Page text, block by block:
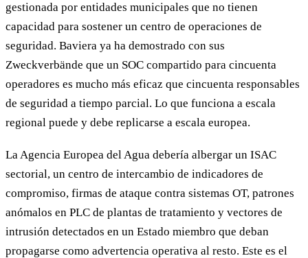
gestionada por entidades municipales que no tienen
capacidad para sostener un centro de operaciones de
seguridad. Baviera ya ha demostrado con sus
Zweckverbände que un SOC compartido para cincuenta
operadores es mucho más eficaz que cincuenta responsables
de seguridad a tiempo parcial. Lo que funciona a escala
regional puede y debe replicarse a escala europea.
La Agencia Europea del Agua debería albergar un ISAC
sectorial, un centro de intercambio de indicadores de
compromiso, firmas de ataque contra sistemas OT, patrones
anómalos en PLC de plantas de tratamiento y vectores de
intrusión detectados en un Estado miembro que deban
propagarse como advertencia operativa al resto. Este es el